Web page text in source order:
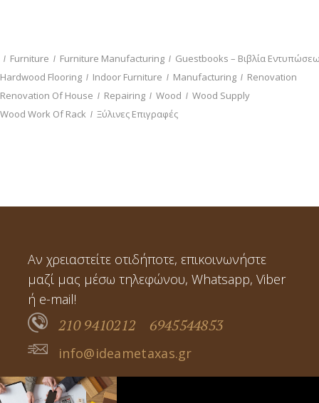
Furniture Furniture Manufacturing
Guestbooks – Βιβλία
Hardwood Flooring
Indoor Furniture Manufacturing
Renovation
Renovation Of House
Repairing Wood
Wood Supply
Wood Work Of Rack
Ξύλινες Επιγραφές
Αν χρειαστείτε οτιδήποτε, επικοινωνήστε
μαζί μας μέσω τηλεφώνου, Whatsapp, Viber
ή e-mail!
210 9410212 6945544853
info@ideametaxas.gr